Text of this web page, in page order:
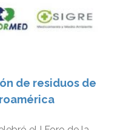
de residuos de